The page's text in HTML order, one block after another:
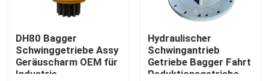
DH80 Bagger
Schwinggetriebe Assy
Geräuscharm OEM für
Industrie
Hydraulischer
Schwingantrieb
Getriebe Bagger Fahrt
Reduktionsgetriebe